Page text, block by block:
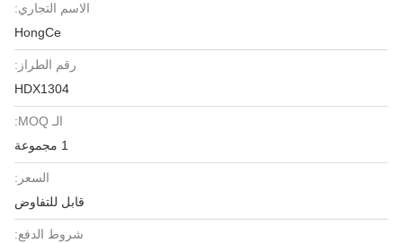
الاسم التجاري:
HongCe
رقم الطراز:
HDX1304
الـ MOQ:
السعر:
قابل للتفاوض
شروط الدفع: